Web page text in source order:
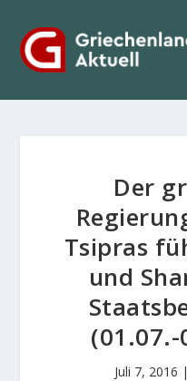
Der
Tsipras
und
(01.07.-
Juli 7, 2016 |